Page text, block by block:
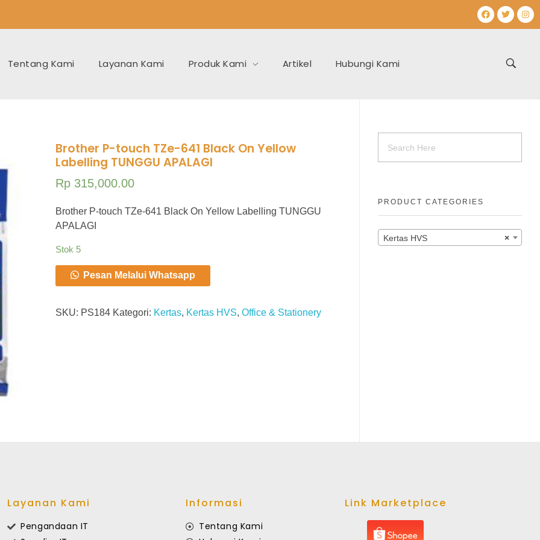
Tentang Kami Layanan Kami Produk Kami Artikel Hubungi Kami
Brother P-touch TZe-641 Black On Yellow
Labelling TUNGGU APALAGI
Rp315,000.00
Brother P-touch TZe-641 Black On Yellow Labelling TUNGGU
APALAGI
Stok 5
Pesan Melalui Whatsapp
SKU: PS184 Kategori: Kertas, Kertas HVS, Office & Stationery
PRODUCT CATEGORIES
×
Kertas HVS
Layanan Kami
Pengandaan IT
Informasi
Tentang Kami
Link Marketplace